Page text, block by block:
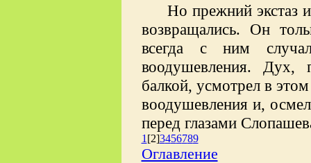
Но прежний экстаз
возвращались. Он
всегда с ним
воодушевления. Дух,
балкой, усмотрел в
воодушевления и,
перед глазами
1 [2]3456789
Оглавление